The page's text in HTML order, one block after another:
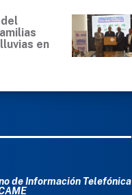
en
de Información Telefónica